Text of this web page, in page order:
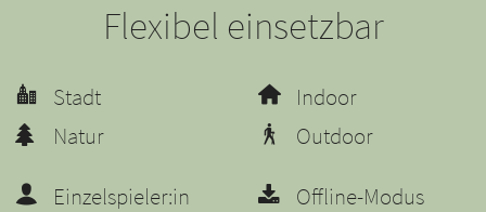
Flexibel einsetzbar
Stadt
Natur
Indoor
Outdoor
Einzelspieler:in
Offline-Modus